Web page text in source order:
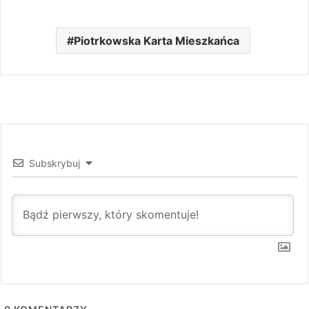
Piotrkowska Karta Mieszkańca
Subskrybuj